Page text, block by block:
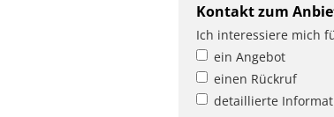
Kontakt zum
Ich interessiere mich
ein Angebot
einen Rückruf
detaillierte